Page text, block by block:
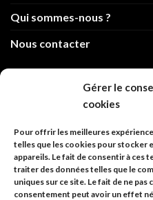
Gérer le
cookies
Pour offrir les meilleures
telles que les cookies pour stocker
appareils. Le fait de consentir à ces
traiter des données telles que le
uniques sur ce site. Le fait de ne
consentement peut avoir un effet
Qui sommes-nous ?
Nous contacter
info@code-animal.com
Code Animal
26, rue principale
67480 Roppenheim